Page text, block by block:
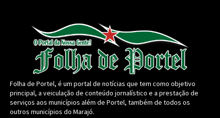
Folha de Portel, é um portal de notícias que tem como objetivo
principal, a veiculação de conteúdo jornalístico e a prestação de
serviços aos municípios além de Portel, também de todos os
outros municípios do Marajó.